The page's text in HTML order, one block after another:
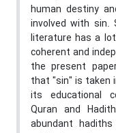
human destiny
involved with
literature has a
coherent and
the present
that "sin" is taken
its educational
Quran and
abundant